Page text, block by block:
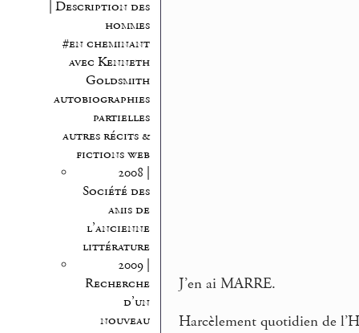
| Description des
hommes
#en cheminant
avec Kenneth
Goldsmith
autobiographies
partielles
autres récits &
fictions web
2008 |
Société des
amis de
l’ancienne
littérature
2009 |
Recherche
d’un
nouveau
J’en ai MARRE.
Harcèlement quotidien de